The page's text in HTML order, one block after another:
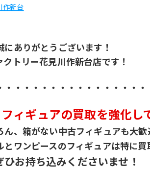
作新台
にありがとうございます！
クトリー花見川作新台店です！
・・・・・・・・・・・・・・・・
ィギュアの買取を強化し
、箱がない中古フィギュアも大歓
とワンピースのフィギュアは特に買
ひお持ち込みくださいませ！